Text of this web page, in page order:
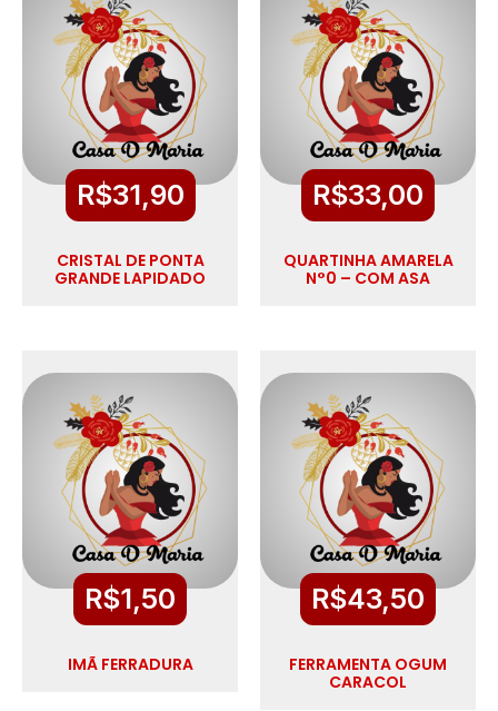
R$31,90
CRISTAL DE PONTA
GRANDE LAPIDADO
R$33,00
QUARTINHA AMARELA
N°0 – COM ASA
R$1,50
IMÃ FERRADURA
R$43,50
FERRAMENTA OGUM
CARACOL